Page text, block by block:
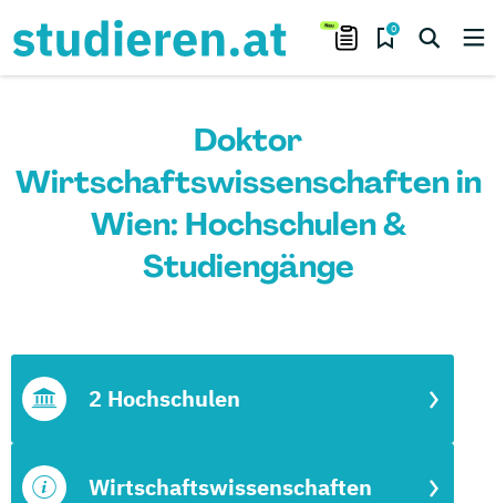
0
Doktor
Wirtschaftswissenschaften in
Wien: Hochschulen &
Studiengänge
Wirtschaftswissenschaften
2 Hochschulen